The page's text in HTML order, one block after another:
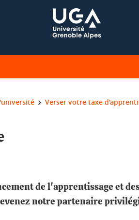
Verser votre taxe
de l'apprentissage et
notre partenaire